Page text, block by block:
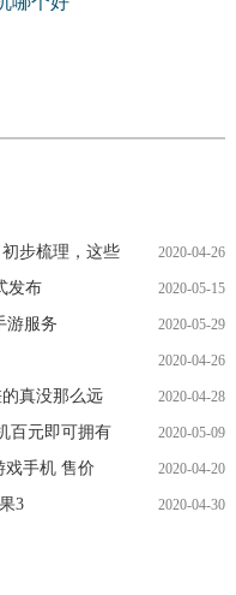
步梳理，这些 2020-04-26
发布 2020-05-15
游服务 2020-05-29
2020-04-26
真没那么远 2020-04-28
百元即可拥有 2020-05-09
戏手机 售价 2020-04-20
3 2020-04-30